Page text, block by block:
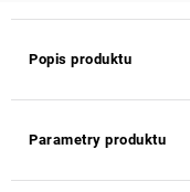
Popis produktu
Parametry produktu